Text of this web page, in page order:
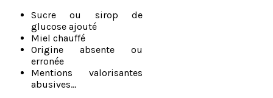
Sucre ou sirop de
glucose ajouté
Miel chauffé
Origine absente ou
erronée
Mentions valorisantes
abusives...